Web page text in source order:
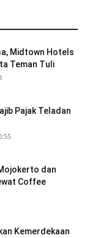
Midtown Hotels
Teman Tuli
Pajak Teladan
dan
Coffee
Kemerdekaan